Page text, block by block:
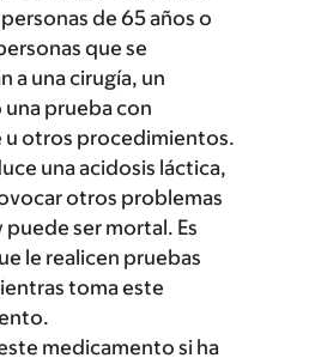
de 65 años o
que se
a una cirugía, un
una prueba con
u otros procedimientos.
una acidosis láctica,
otros problemas
puede ser mortal. Es
le realicen pruebas
toma este
medicamento si ha